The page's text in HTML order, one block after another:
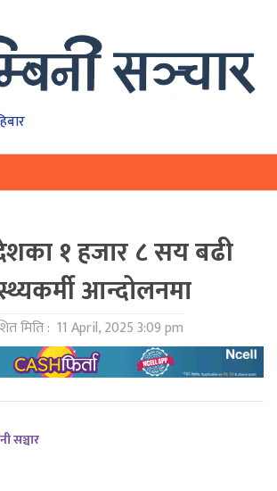
१ हजार ८ सय बढी
आन्दोलनमा
मिति : 11 April, 2025 3:09 pm
सञ्चार